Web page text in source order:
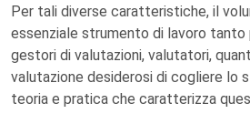
Per tali diverse caratteristiche, il
essenziale strumento di lavoro
gestori di valutazioni, valutatori,
valutazione desiderosi di cogliere lo
teoria e pratica che caratterizza